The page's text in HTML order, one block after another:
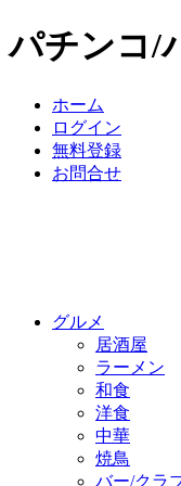
パチンコ/
ホーム
ログイン
無料登録
お問合せ
グルメ
居酒屋
ラーメン
和食
洋食
中華
焼鳥
バー/クラ